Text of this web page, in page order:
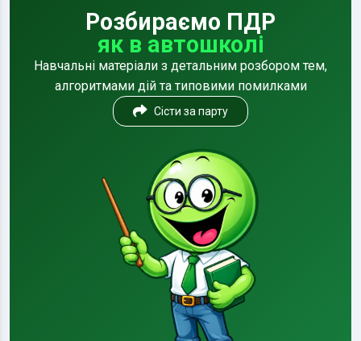
Розбираємо ПДР
як в автошколі
Навчальні матеріали з детальним розбором тем,
алгоритмами дій та типовими помилками
Сісти за парту